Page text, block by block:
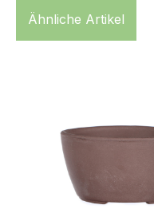
Ähnliche Artikel